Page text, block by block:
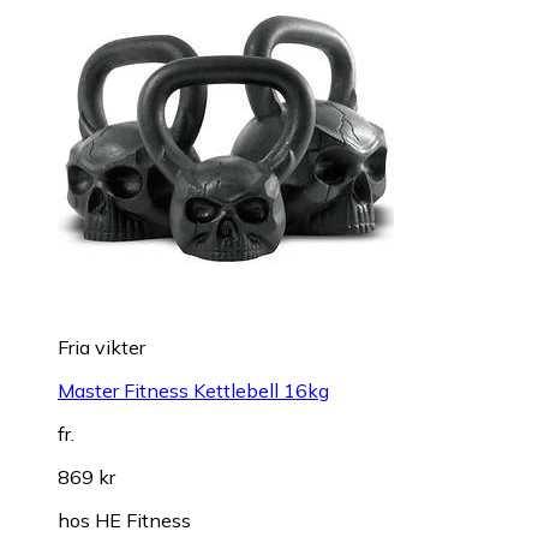
Fria vikter
Master Fitness Kettlebell 16kg
fr.
869 kr
hos HE Fitness